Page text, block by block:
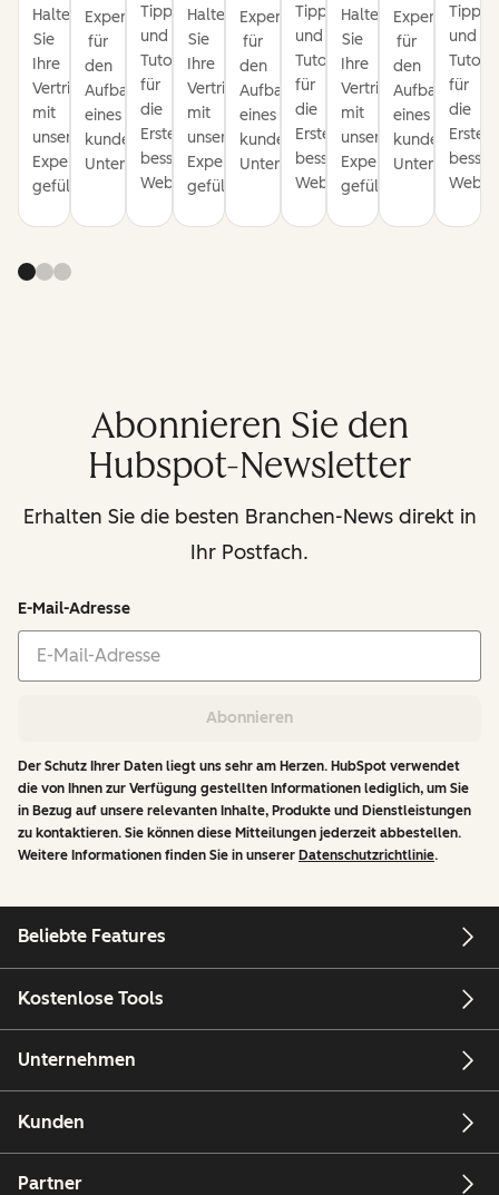
Halten
Sie
Ihre
Vertriebspipeline
mit
unseren
Expertentipps
gefüllt.
Expertentipps
für
den
Aufbau
eines
kundenorientierten
Unternehmens.
Tipps
und
Tutorials
für
die
Erstellung
besserer
Websites.
Halten
Sie
Ihre
Vertriebspipeline
mit
unseren
Expertentipps
gefüllt.
Expertentipps
für
den
Aufbau
eines
kundenorientierten
Unternehmens.
Tipps
und
Tutorials
für
die
Erstellung
besserer
Websites.
Halten
Sie
Ihre
Vertriebspipeline
mit
unseren
Expertentipps
gefüllt.
Expertentipps
für
den
Aufbau
eines
Tipps
und
für
die
Abonnieren Sie den
Hubspot-Newsletter
Erhalten Sie die besten Branchen-News direkt in
Ihr Postfach.
E-Mail-Adresse
Abonnieren
Der Schutz Ihrer Daten liegt uns sehr am Herzen. HubSpot verwendet
die von Ihnen zur Verfügung gestellten Informationen lediglich, um Sie
in Bezug auf unsere relevanten Inhalte, Produkte und Dienstleistungen
zu kontaktieren. Sie können diese Mitteilungen jederzeit abbestellen.
Weitere Informationen finden Sie in unserer Datenschutzrichtlinie.
Beliebte Features
Kostenlose Tools
Unternehmen
Kunden
Partner